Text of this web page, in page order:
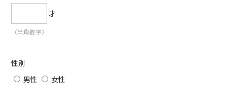
才
（半角数字）
性別
男性
女性